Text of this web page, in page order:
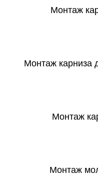
Монтаж
Монтаж карниза
Монтаж
Монтаж